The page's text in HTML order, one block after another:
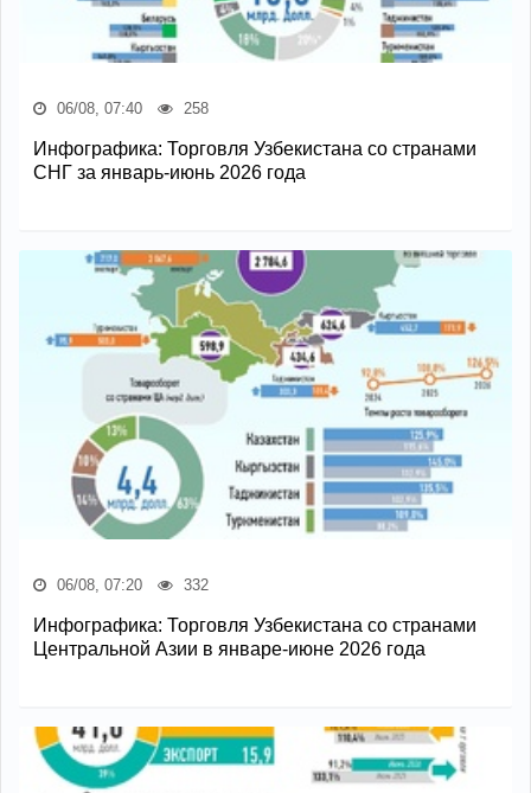
06/08, 07:40 258
Инфографика: Торговля Узбекистана со странами
СНГ за январь-июнь 2026 года
06/08, 07:20 332
Инфографика: Торговля Узбекистана со странами
Центральной Азии в январе-июне 2026 года